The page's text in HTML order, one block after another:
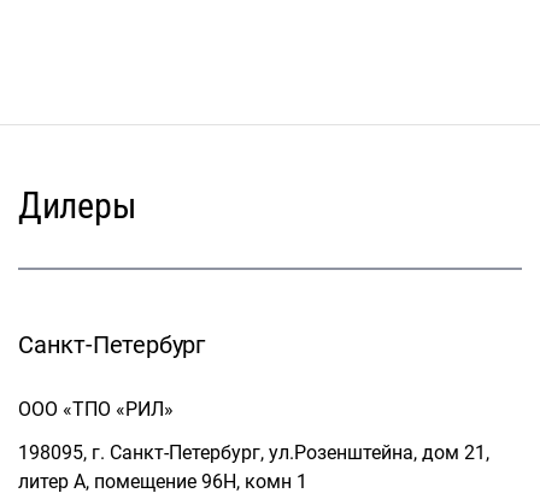
Дилеры
Санкт-Петербург
ООО «ТПО «РИЛ»
198095, г. Санкт-Петербург, ул.Розенштейна, дом 21,
литер А, помещение 96Н, комн 1